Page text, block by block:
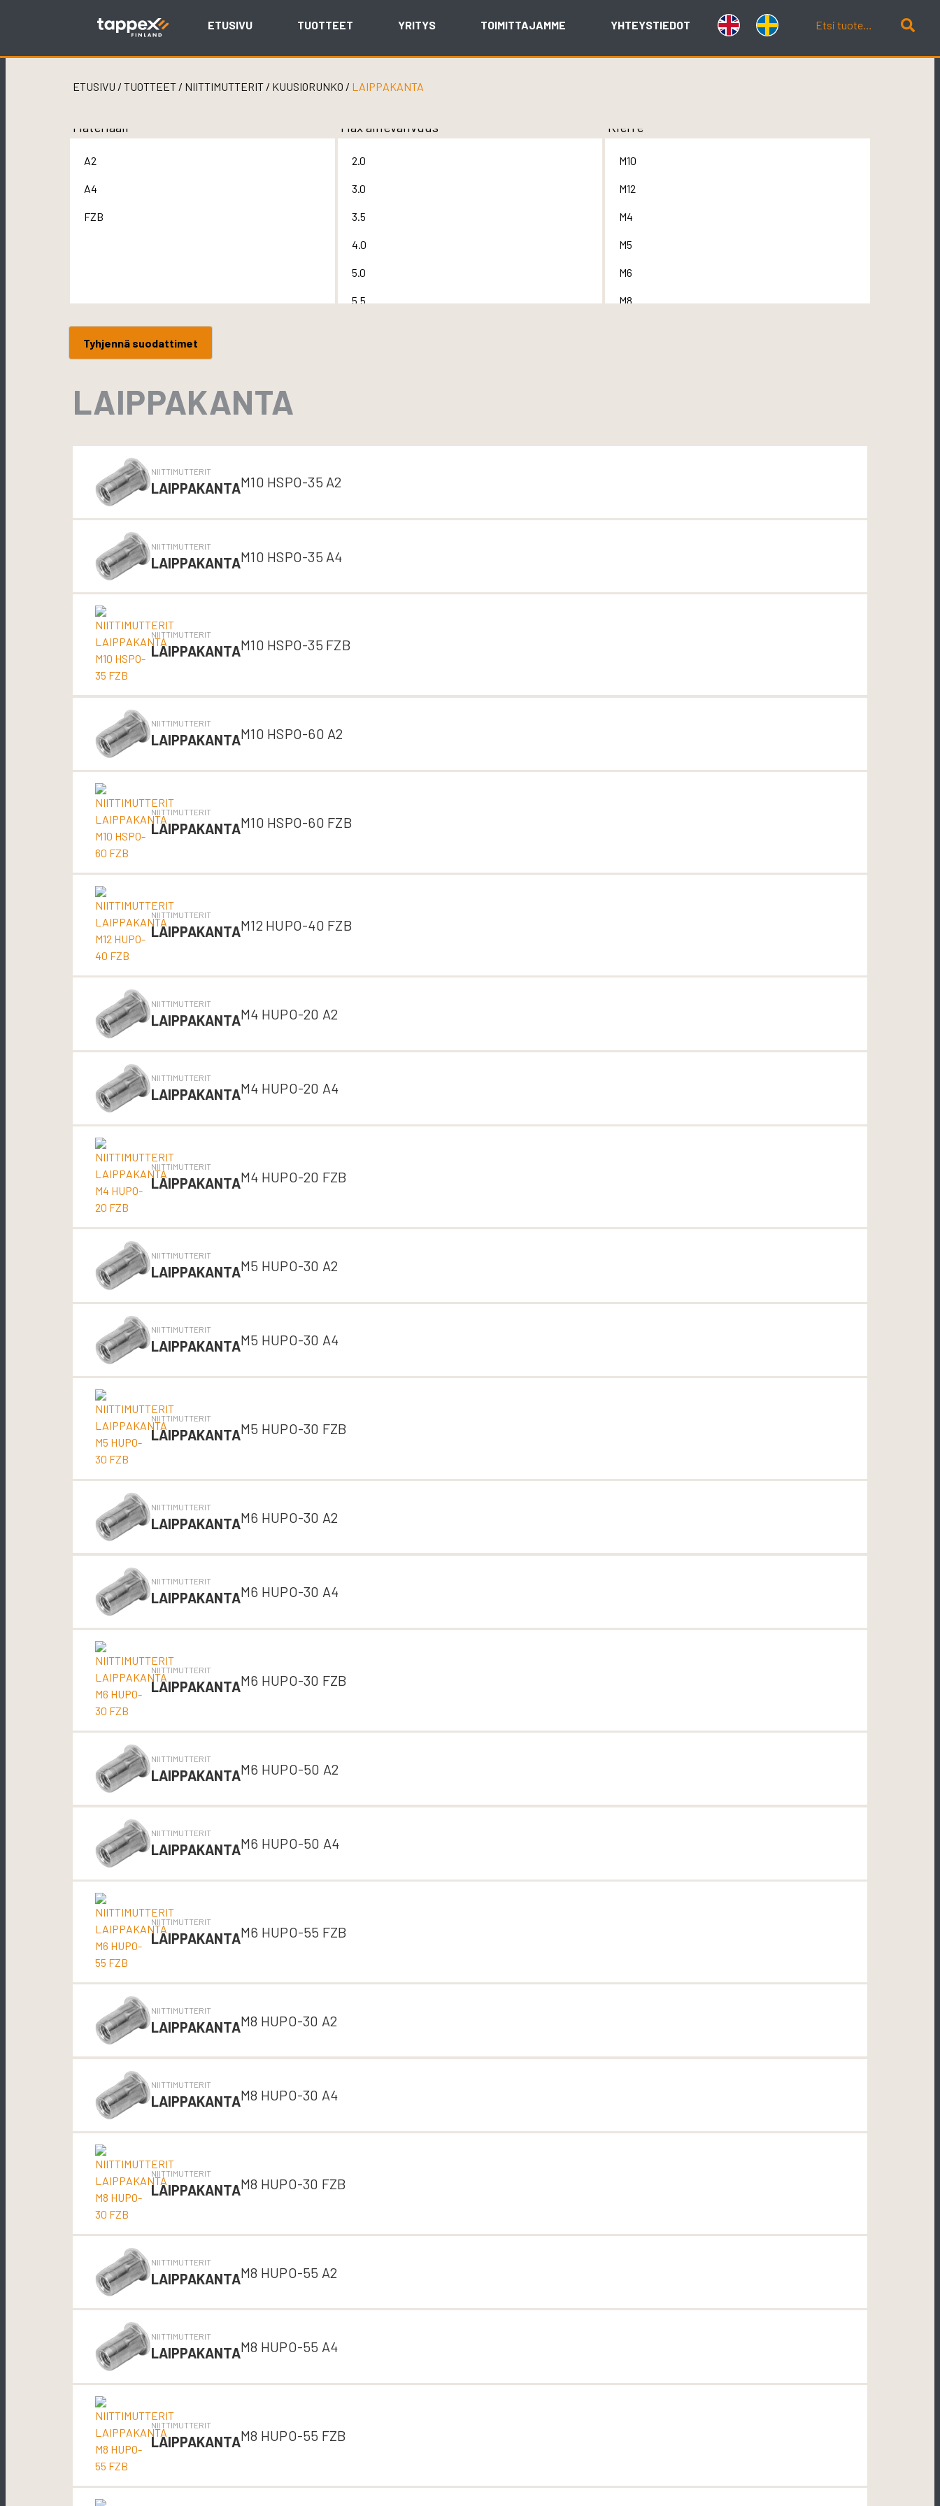
ETUSIVU TUOTTEET YRITYS TOIMITTAJAMME YHTEYSTIEDOT
ETUSIVU / TUOTTEET / NIITTIMUTTERIT / KUUSIORUNKO / LAIPPAKANTA
A2
A4
Materiaali
FZB
2.0
3.0
3.5
4.0
5.0
5.5
Max ainevahvuus
M10
M12
M4
M5
M6
Kierre
M8
Tyhjennä suodattimet
LAIPPAKANTA
NIITTIMUTTERIT
LAIPPAKANTAM10 HSPO-35 A2
NIITTIMUTTERIT
LAIPPAKANTAM10 HSPO-35 A4
NIITTIMUTTERIT
LAIPPAKANTAM10 HSPO-35 FZB
NIITTIMUTTERIT
LAIPPAKANTAM10 HSPO-60 A2
NIITTIMUTTERIT
LAIPPAKANTAM10 HSPO-60 FZB
NIITTIMUTTERIT
LAIPPAKANTAM12 HUPO-40 FZB
NIITTIMUTTERIT
LAIPPAKANTAM4 HUPO-20 A2
NIITTIMUTTERIT
LAIPPAKANTAM4 HUPO-20 A4
NIITTIMUTTERIT
LAIPPAKANTAM4 HUPO-20 FZB
NIITTIMUTTERIT
LAIPPAKANTAM5 HUPO-30 A2
NIITTIMUTTERIT
LAIPPAKANTAM5 HUPO-30 A4
NIITTIMUTTERIT
LAIPPAKANTAM5 HUPO-30 FZB
NIITTIMUTTERIT
LAIPPAKANTAM6 HUPO-30 A2
NIITTIMUTTERIT
LAIPPAKANTAM6 HUPO-30 A4
NIITTIMUTTERIT
LAIPPAKANTAM6 HUPO-30 FZB
NIITTIMUTTERIT
LAIPPAKANTAM6 HUPO-50 A2
NIITTIMUTTERIT
LAIPPAKANTAM6 HUPO-50 A4
NIITTIMUTTERIT
LAIPPAKANTAM6 HUPO-55 FZB
NIITTIMUTTERIT
LAIPPAKANTAM8 HUPO-30 A2
NIITTIMUTTERIT
LAIPPAKANTAM8 HUPO-30 A4
NIITTIMUTTERIT
LAIPPAKANTAM8 HUPO-30 FZB
NIITTIMUTTERIT
LAIPPAKANTAM8 HUPO-55 A2
NIITTIMUTTERIT
LAIPPAKANTAM8 HUPO-55 A4
NIITTIMUTTERIT
LAIPPAKANTAM8 HUPO-55 FZB